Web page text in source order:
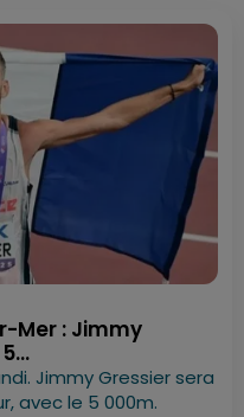
Mer : Jimmy
Jimmy Gressier sera
avec le 5 000m.